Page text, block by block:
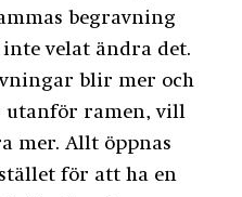
begravning
velat ändra det.
blir mer och
utanför ramen, vill
mer. Allt öppnas
för att ha en